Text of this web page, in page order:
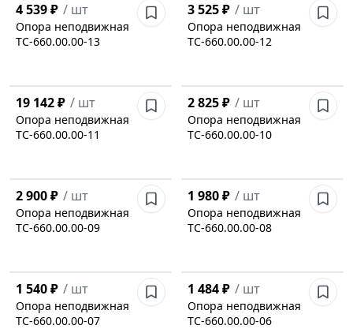
4 539 ₽ / шт
Опора неподвижная
ТС-660.00.00-13
3 525 ₽ / шт
Опора неподвижная
ТС-660.00.00-12
19 142 ₽ / шт
Опора неподвижная
ТС-660.00.00-11
2 825 ₽ / шт
Опора неподвижная
ТС-660.00.00-10
2 900 ₽ / шт
Опора неподвижная
ТС-660.00.00-09
1 980 ₽ / шт
Опора неподвижная
ТС-660.00.00-08
1 540 ₽ / шт
Опора неподвижная
ТС-660.00.00-07
1 484 ₽ / шт
Опора неподвижная
ТС-660.00.00-06